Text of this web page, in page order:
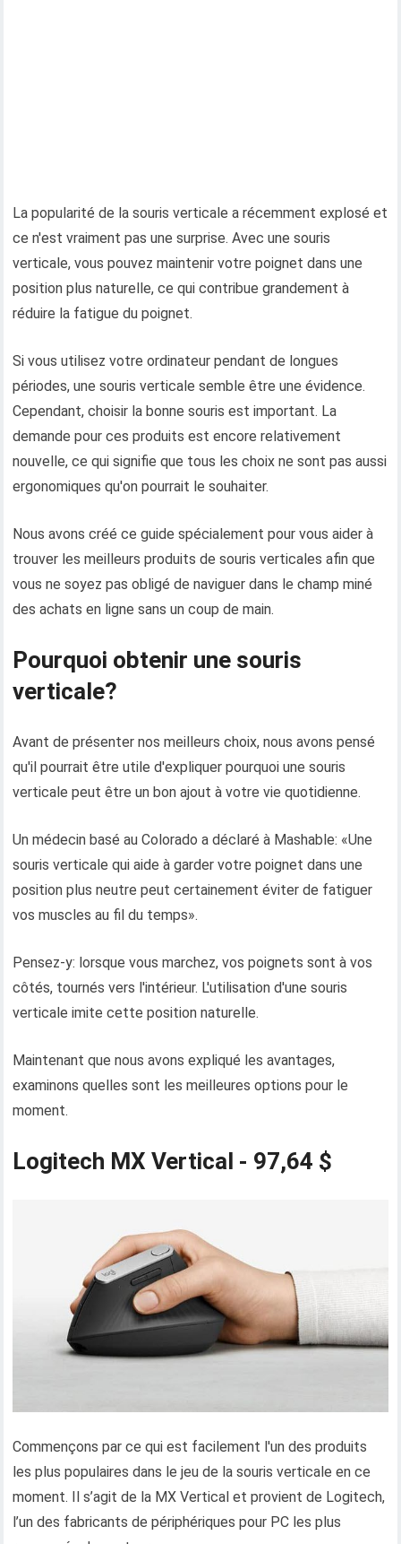
La popularité de la souris verticale a récemment explosé et
ce n'est vraiment pas une surprise. Avec une souris
verticale, vous pouvez maintenir votre poignet dans une
position plus naturelle, ce qui contribue grandement à
réduire la fatigue du poignet.
Si vous utilisez votre ordinateur pendant de longues
périodes, une souris verticale semble être une évidence.
Cependant, choisir la bonne souris est important. La
demande pour ces produits est encore relativement
nouvelle, ce qui signifie que tous les choix ne sont pas aussi
ergonomiques qu'on pourrait le souhaiter.
Nous avons créé ce guide spécialement pour vous aider à
trouver les meilleurs produits de souris verticales afin que
vous ne soyez pas obligé de naviguer dans le champ miné
des achats en ligne sans un coup de main.
Pourquoi obtenir une souris
verticale?
Avant de présenter nos meilleurs choix, nous avons pensé
qu'il pourrait être utile d'expliquer pourquoi une souris
verticale peut être un bon ajout à votre vie quotidienne.
Un médecin basé au Colorado a déclaré à Mashable: «Une
souris verticale qui aide à garder votre poignet dans une
position plus neutre peut certainement éviter de fatiguer
vos muscles au fil du temps».
Pensez-y: lorsque vous marchez, vos poignets sont à vos
côtés, tournés vers l'intérieur. L'utilisation d'une souris
verticale imite cette position naturelle.
Maintenant que nous avons expliqué les avantages,
examinons quelles sont les meilleures options pour le
moment.
Logitech MX Vertical - 97,64 $
Commençons par ce qui est facilement l'un des produits
les plus populaires dans le jeu de la souris verticale en ce
moment. Il s’agit de la MX Vertical et provient de Logitech,
l’un des fabricants de périphériques pour PC les plus